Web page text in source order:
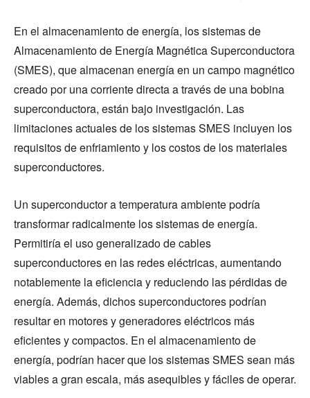
En el almacenamiento de energía, los sistemas de
Almacenamiento de Energía Magnética Superconductora
(SMES), que almacenan energía en un campo magnético
creado por una corriente directa a través de una bobina
superconductora, están bajo investigación. Las
limitaciones actuales de los sistemas SMES incluyen los
requisitos de enfriamiento y los costos de los materiales
superconductores.
Un superconductor a temperatura ambiente podría
transformar radicalmente los sistemas de energía.
Permitiría el uso generalizado de cables
superconductores en las redes eléctricas, aumentando
notablemente la eficiencia y reduciendo las pérdidas de
energía. Además, dichos superconductores podrían
resultar en motores y generadores eléctricos más
eficientes y compactos. En el almacenamiento de
energía, podrían hacer que los sistemas SMES sean más
viables a gran escala, más asequibles y fáciles de operar.